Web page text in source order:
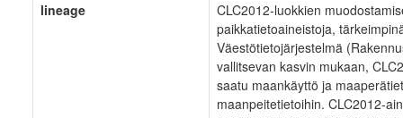
lineage
CLC2012-luokkien
paikkatietoaineistoja,
Väestötietojärjestelmä
vallitsevan kasvin mukaan,
saatu maankäyttö ja
maanpeitetietoihin. CLC2012-